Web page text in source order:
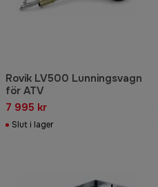
Rovik LV500 Lunningsvagn
för ATV
7 995 kr
Slut i lager